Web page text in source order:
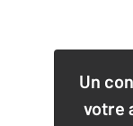
Un
votre